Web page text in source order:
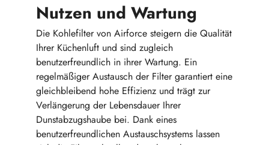
Nutzen und Wartung
Die Kohlefilter von Airforce steigern die Qualität
Ihrer Küchenluft und sind zugleich
benutzerfreundlich in ihrer Wartung. Ein
regelmäßiger Austausch der Filter garantiert eine
gleichbleibend hohe Effizienz und trägt zur
Verlängerung der Lebensdauer Ihrer
Dunstabzugshaube bei. Dank eines
benutzerfreundlichen Austauschsystems lassen